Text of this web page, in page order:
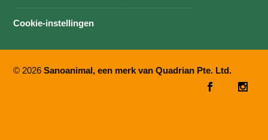
Cookie-instellingen
© 2026Sanoanimal, een merk van Quadrian Pte. Ltd.